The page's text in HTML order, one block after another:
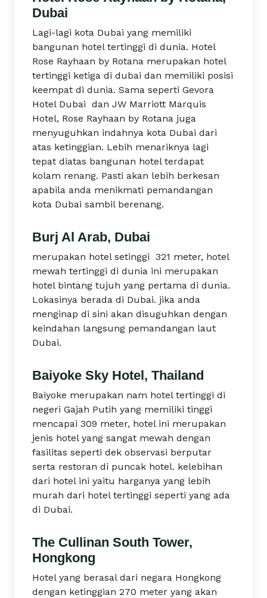
Dubai
Lagi-lagi kota Dubai yang memiliki
bangunan hotel tertinggi di dunia. Hotel
Rose Rayhaan by Rotana merupakan hotel
tertinggi ketiga di dubai dan memiliki posisi
keempat di dunia. Sama seperti Gevora
Hotel Dubai dan JW Marriott Marquis
Hotel, Rose Rayhaan by Rotana juga
menyuguhkan indahnya kota Dubai dari
atas ketinggian. Lebih menariknya lagi
tepat diatas bangunan hotel terdapat
kolam renang. Pasti akan lebih berkesan
apabila anda menikmati pemandangan
kota Dubai sambil berenang.
Burj Al Arab, Dubai
merupakan hotel setinggi 321 meter, hotel
mewah tertinggi di dunia ini merupakan
hotel bintang tujuh yang pertama di dunia.
Lokasinya berada di Dubai. jika anda
menginap di sini akan disuguhkan dengan
keindahan langsung pemandangan laut
Dubai.
Baiyoke Sky Hotel, Thailand
Baiyoke merupakan nam hotel tertinggi di
negeri Gajah Putih yang memiliki tinggi
mencapai 309 meter, hotel ini merupakan
jenis hotel yang sangat mewah dengan
fasilitas seperti dek observasi berputar
serta restoran di puncak hotel. kelebihan
dari hotel ini yaitu harganya yang lebih
murah dari hotel tertinggi seperti yang ada
di Dubai.
The Cullinan South Tower,
Hongkong
Hotel yang berasal dari negara Hongkong
dengan ketinggian 270 meter yang akan